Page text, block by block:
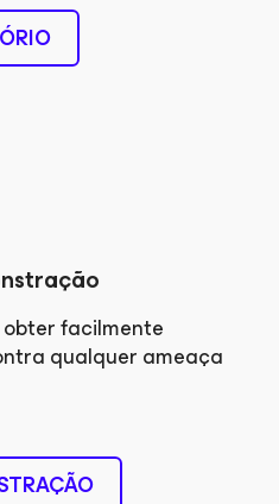
facilmente
qualquer ameaça